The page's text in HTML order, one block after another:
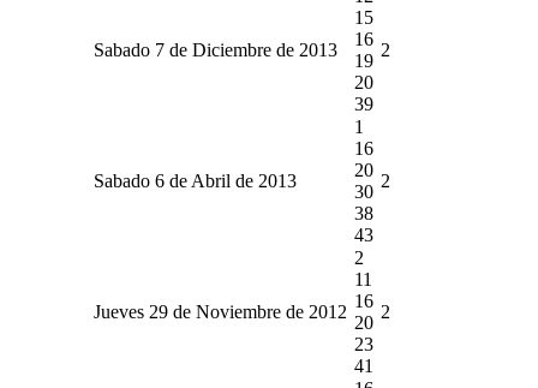
Sabado 7 de Diciembre de 2013
15
16
19
20
39
2
Sabado 6 de Abril de 2013
1
16
20
30
38
43
2
Jueves 29 de Noviembre de 2012
2
11
16
20
23
41
2